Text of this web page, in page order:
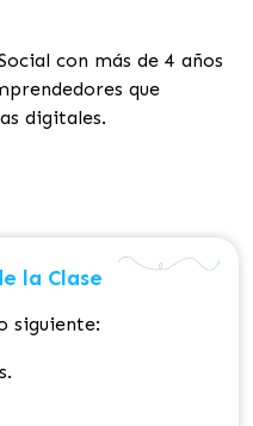
con más de 4 años
que
digitales.
la Clase
siguiente: